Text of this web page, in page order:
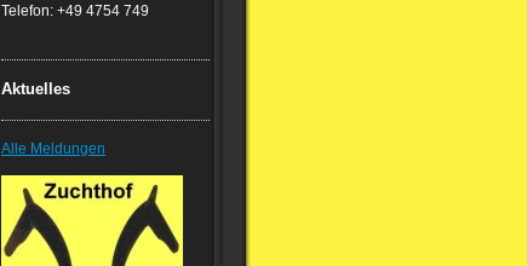
Telefon: +49 4754 749
Aktuelles
Alle Meldungen